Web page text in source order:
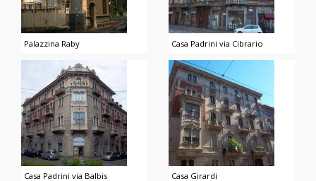
Palazzina Raby Casa Padrini via Cibrario
Casa Padrini via Balbis Casa Girardi